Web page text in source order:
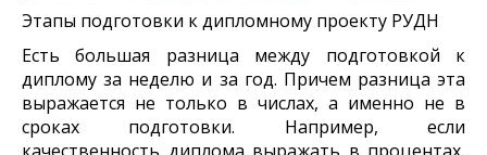
Этапы подготовки к дипломному проекту РУДН
Есть большая разница между подготовкой к
диплому за неделю и за год. Причем разница эта
выражается не только в числах, а именно не в
сроках подготовки. Например, если
качественность диплома выражать в процентах,